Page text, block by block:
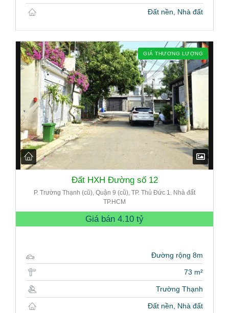
Đất nền, Nhà đất
GIÁ THƯƠNG LƯỢNG
Đất HXH Đường số 12
P. Trường Thạnh (cũ), Quận 9 (cũ), TP. Thủ Đức 1. Nhà đất
TP.HCM
Giá bán 4.10 tỷ
Đường rộng 8m
73 m²
Trường Thạnh
Đất nền, Nhà đất